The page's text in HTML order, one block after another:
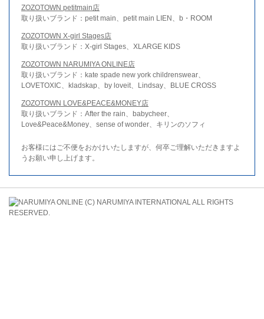
ZOZOTOWN petitmain店
取り扱いブランド：petit main、petit main LIEN、b・ROOM
ZOZOTOWN X-girl Stages店
取り扱いブランド：X-girl Stages、XLARGE KIDS
ZOZOTOWN NARUMIYA ONLINE店
取り扱いブランド：kate spade new york childrenswear、
LOVETOXIC、kladskap、by loveit、Lindsay、BLUE CROSS
ZOZOTOWN LOVE&PEACE&MONEY店
取り扱いブランド：After the rain、babycheer、
Love&Peace&Money、sense of wonder、キリンのソフィ
お客様にはご不便をおかけいたしますが、何卒ご理解いただきますよ
うお願い申し上げます。